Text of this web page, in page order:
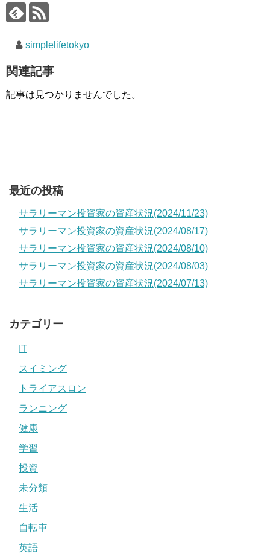
simplelifetokyo
関連記事
記事は見つかりませんでした。
最近の投稿
サラリーマン投資家の資産状況(2024/11/23)
サラリーマン投資家の資産状況(2024/08/17)
サラリーマン投資家の資産状況(2024/08/10)
サラリーマン投資家の資産状況(2024/08/03)
サラリーマン投資家の資産状況(2024/07/13)
カテゴリー
IT
スイミング
トライアスロン
ランニング
健康
学習
投資
未分類
生活
自転車
英語